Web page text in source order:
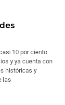
10 por ciento
y ya cuenta con
históricas y
las